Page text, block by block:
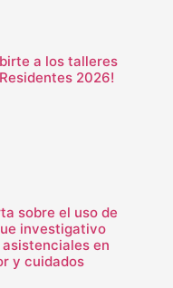
a los talleres
2026!
sobre el uso de
investigativo
en
y cuidados